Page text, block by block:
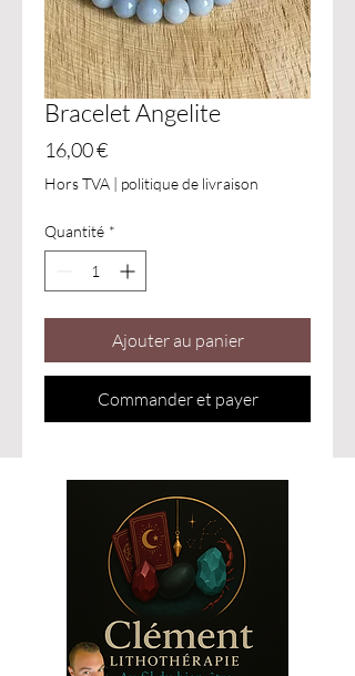
Bracelet Angelite
16,00 €Prix
Hors TVA | politique de livraison
Quantité *
Ajouter au panier
Commander et payer